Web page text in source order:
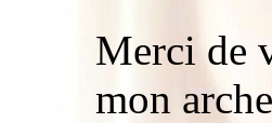
Merci de
mon